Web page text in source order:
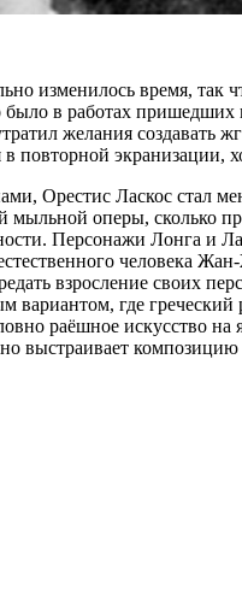
изменилось время, так
было в работах
желания
в повторной
Орестис Ласкос стал
мыльной оперы, сколько
Персонажи Лонга и
человека
взросление своих
вариантом, где
раёшное искусство на
выстраивает